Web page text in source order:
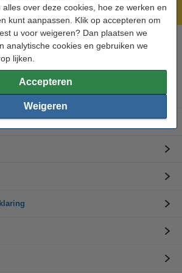
alles over deze cookies, hoe ze werken en
kunt aanpassen. Klik op accepteren om
u voor weigeren? Dan plaatsen we
analytische cookies en gebruiken we
lijken.
Accepteren
Weigeren
Bel ons op +32 (0)9 39 64 123
van 8.30 tot 17 uur